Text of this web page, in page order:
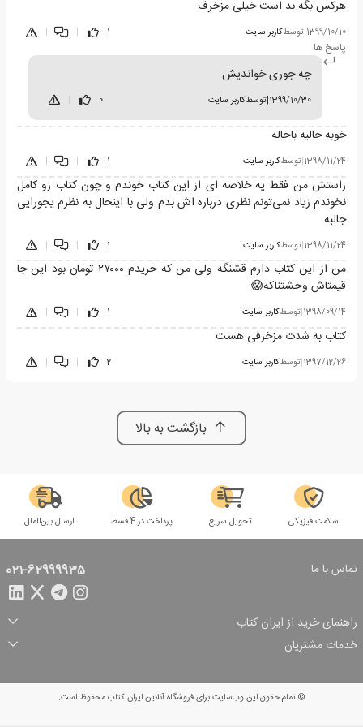
هرکس بگه بد است خیلی مزخرف
1399/10/10
|توسطکاربر سایت 1
|
|
پاسخ ها
چه جوری خواندیش
1399/10/30
|توسطکاربر سایت 0
خوبه جالبه باحاله
1398/11/24
|توسطکاربر سایت 1
|
|
راستش من فقط یه خلاصه ای از این کتاب خوندم و چون کتاب رو کامل
نخوندم زیاد نمی‌تونم نظری درباره اش بدم ولی با اینحال به نظرم یجورایی
جالبه
1398/11/24
|توسطکاربر سایت 1
|
|
من از این کتاب دارم قشنگه ولی من که خریدم ۲۷۰۰۰ تومان بود این جا
قیمتاش وحشتناکه😱
1398/09/14
|توسطکاربر سایت 1
|
|
کتاب به شدت مزخرفی هست
1397/12/26
|توسطکاربر سایت 2
|
|
بازگشت به بالا
سلامت فیزیکی تحویل سریع پرداخت در 4 قسط ارسال بین‌الملل
تماس با ما 021-62999935
راهنمای خرید از ایران کتاب
ثبت سفارش
شرایط ارسال سفارش
شیوه پرداخت
تخفیف‌های خرید
خدمات مشتریان
© تمام حقوق این وب‌سایت برای فروشگاه آنلاین ایران کتاب محفوظ است.